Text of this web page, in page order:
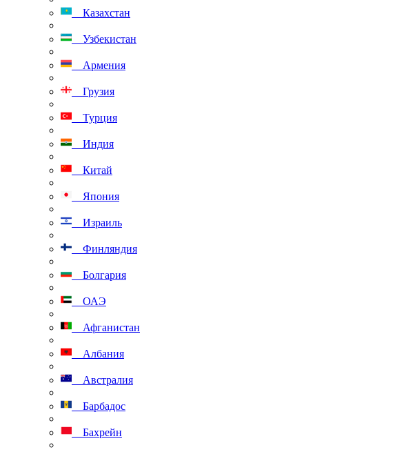
Казахстан
Узбекистан
Армения
Грузия
Турция
Индия
Китай
Япония
Израиль
Финляндия
Болгария
ОАЭ
Афганистан
Албания
Австралия
Барбадос
Бахрейн